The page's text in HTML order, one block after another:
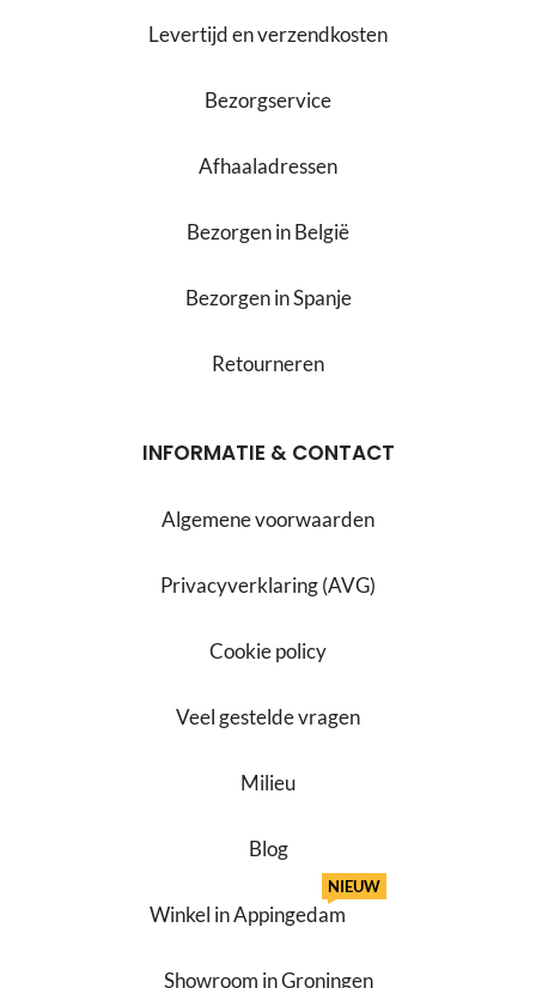
Levertijd en verzendkosten
Bezorgservice
Afhaaladressen
Bezorgen in België
Bezorgen in Spanje
Retourneren
INFORMATIE & CONTACT
Algemene voorwaarden
Privacyverklaring (AVG)
Cookie policy
Veel gestelde vragen
Milieu
Blog
Winkel in Appingedam
NIEUW
Showroom in Groningen